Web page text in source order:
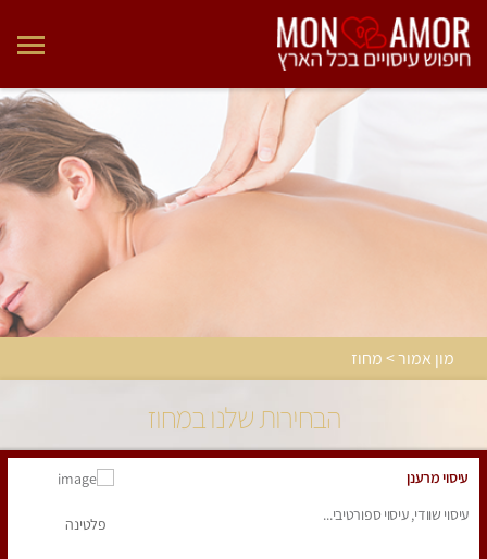
מון אמור > מחוז
הבחירות שלנו במחוז
עיסוי מרענן
עיסוי שוודי, עיסוי ספורטיבי...
פלטינה